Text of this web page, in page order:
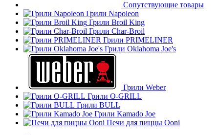
Сопутствующие товары
Грили Napoleon
Грили Broil King
Грили Char-Broil
Грили PRIMELINER
Грили Oklahoma Joe's
Грили Weber
Грили O-GRILL
Грили BULL
Грили Kamado Joe
Печи для пиццы Ooni